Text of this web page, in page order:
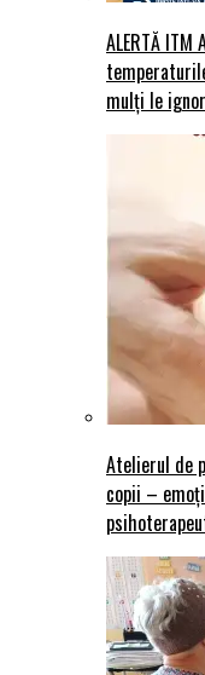
ALERTĂ
mulți le
Atelierul de
copii –